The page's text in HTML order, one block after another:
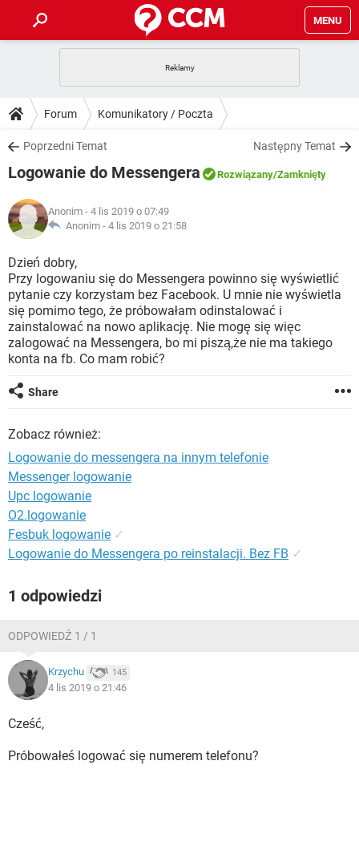
MENU
GRY WHATSAPP
SPOTIFY
INSTAGRAM FACEBOOK
WINDOWS 10
PORADY
PlayStation TIKTOK
INSTAGRAM
WINDOWS 10
DO POBRANIA
ANDROID TIKTOK
GRY
IOS
INSTAGRAM
WINDOWS 10
FORUM
COVID-19
GRY
SPOTIFY
INSTAGRAM FACEBOOK
WINDOWS 10
ARTYKUŁY
COVID-19
GRY WHATSAPP
SPOTIFY NETFLIX
INSTAGRAM FACEBOOK
WINDOWS 10
Forum Komunikatory / Poczta
Poprzedni Temat Następny Temat
Logowanie do Messengera Rozwiązany/Zamknięty
Anonim - 4 lis 2019 o 07:49
Anonim - 4 lis 2019 o 21:58
Dzień dobry,
Przy logowaniu się do Messengera powinno się wyświetlić
pytanie czy korzystam bez Facebook. U mnie nie wyświetla
się pomimo tego, że próbowałam odinstalować i
zainstalować na nowo aplikację. Nie mogę się więc
zalogować na Messengera, bo mi piszą,że nie ma takiego
konta na fb. Co mam robić?
Share
Zobacz również:
Logowanie do messengera na innym telefonie
Messenger logowanie
Upc logowanie
O2.logowanie
Fesbuk logowanie ✓
Logowanie do Messengera po reinstalacji. Bez FB ✓
1 odpowiedzi
ODPOWIEDŹ 1 / 1
Krzychu 145
4 lis 2019 o 21:46
Cześć,
Próbowałeś logować się numerem telefonu?